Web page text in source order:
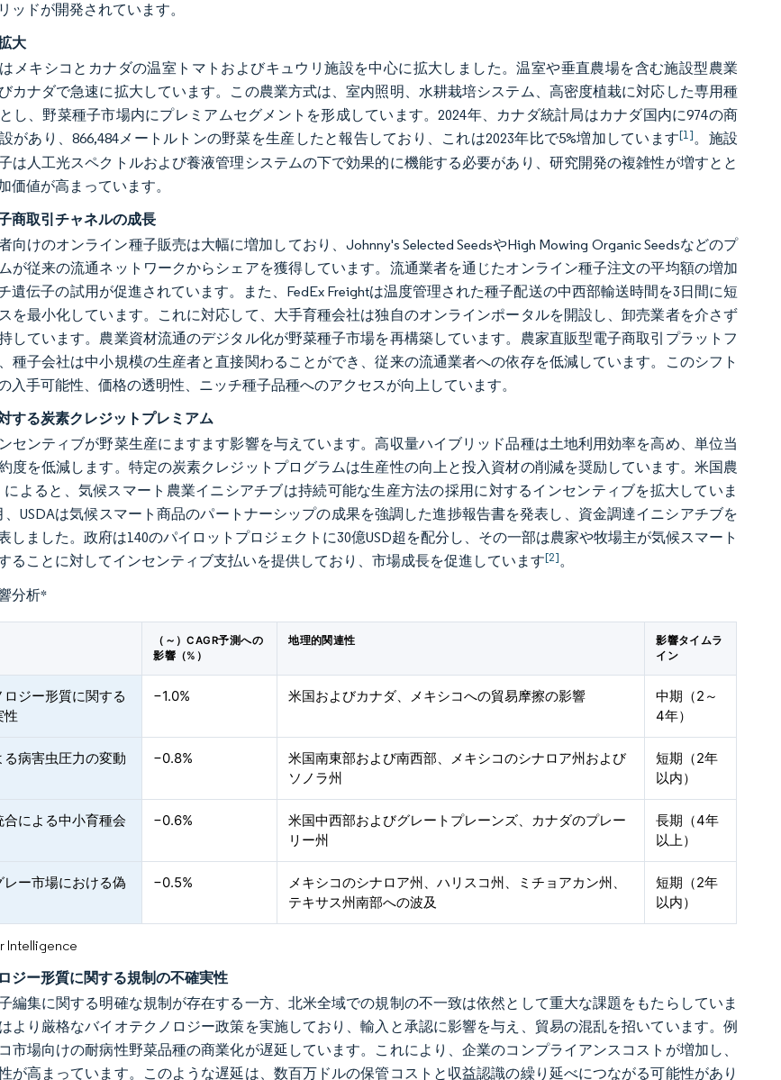
ッドが開発されています。
大
メキシコとカナダの温室トマトおよびキュウリ施設を中心に拡大しました。温室や垂直農場を含む施設型農業
カナダで急速に拡大しています。この農業方式は、室内照明、水耕栽培システム、高密度植栽に対応した専用種
し、野菜種子市場内にプレミアムセグメントを形成しています。2024年、カナダ統計局はカナダ国内に974の商
があり、866,484メートルトンの野菜を生産したと報告しており、これは2023年比で5%増加しています[1]。施設
は人工光スペクトルおよび養液管理システムの下で効果的に機能する必要があり、研究開発の複雑性が増すとと
価値が高まっています。
商取引チャネルの成長
向けのオンライン種子販売は大幅に増加しており、Johnny's Selected SeedsやHigh Mowing Organic Seedsなどのプ
が従来の流通ネットワークからシェアを獲得しています。流通業者を通じたオンライン種子注文の平均額の増加
遺伝子の試用が促進されています。また、FedEx Freightは温度管理された種子配送の中西部輸送時間を3日間に短
を最小化しています。これに対応して、大手育種会社は独自のオンラインポータルを開設し、卸売業者を介さず
しています。農業資材流通のデジタル化が野菜種子市場を再構築しています。農家直販型電子商取引プラットフ
種子会社は中小規模の生産者と直接関わることができ、従来の流通業者への依存を低減しています。このシフト
入手可能性、価格の透明性、ニッチ種子品種へのアクセスが向上しています。
する炭素クレジットプレミアム
センティブが野菜生産にますます影響を与えています。高収量ハイブリッド品種は土地利用効率を高め、単位当
度を低減します。特定の炭素クレジットプログラムは生産性の向上と投入資材の削減を奨励しています。米国農
によると、気候スマート農業イニシアチブは持続可能な生産方法の採用に対するインセンティブを拡大していま
、USDAは気候スマート商品のパートナーシップの成果を強調した進捗報告書を発表し、資金調達イニシアチブを
しました。政府は140のパイロットプロジェクトに30億USD超を配分し、その一部は農家や牧場主が気候スマート
ることに対してインセンティブ支払いを提供しており、市場成長を促進しています[2]。
分析*
（～）CAGR予測への
影響（%）
地理的関連性
影響タイムラ
イン
ジー形質に関する
性
−1.0% 米国およびカナダ、メキシコへの貿易摩擦の影響
中期（2～
4年）
病害虫圧力の変動 −0.8%
米国南東部および南西部、メキシコのシナロア州および
ソノラ州
短期（2年
以内）
による中小育種会
−0.6%
米国中西部およびグレートプレーンズ、カナダのプレー
リー州
長期（4年
以上）
レー市場における偽
−0.5%
メキシコのシナロア州、ハリスコ州、ミチョアカン州、
テキサス州南部への波及
短期（2年
以内）
Intelligence
ジー形質に関する規制の不確実性
編集に関する明確な規制が存在する一方、北米全域での規制の不一致は依然として重大な課題をもたらしていま
より厳格なバイオテクノロジー政策を実施しており、輸入と承認に影響を与え、貿易の混乱を招いています。例
市場向けの耐病性野菜品種の商業化が遅延しています。これにより、企業のコンプライアンスコストが増加し、
が高まっています。このような遅延は、数百万ドルの保管コストと収益認識の繰り延べにつながる可能性があり